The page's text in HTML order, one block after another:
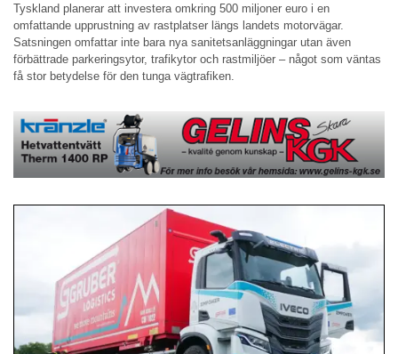
Tyskland planerar att investera omkring 500 miljoner euro i en
omfattande upprustning av rastplatser längs landets motorvägar.
Satsningen omfattar inte bara nya sanitetsanläggningar utan även
förbättrade parkeringsytor, trafikytor och rastmiljöer – något som väntas
få stor betydelse för den tunga vägtrafiken.